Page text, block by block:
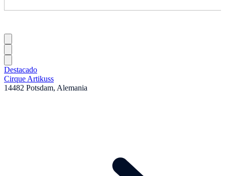
Destacado
Cirque Artikuss
14482 Potsdam, Alemania